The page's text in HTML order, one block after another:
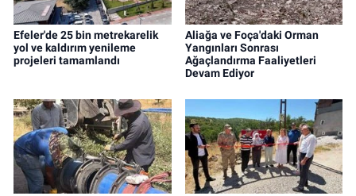
Efeler'de 25 bin metrekarelik
yol ve kaldırım yenileme
projeleri tamamlandı
Aliağa ve Foça'daki Orman
Yangınları Sonrası
Ağaçlandırma Faaliyetleri
Devam Ediyor